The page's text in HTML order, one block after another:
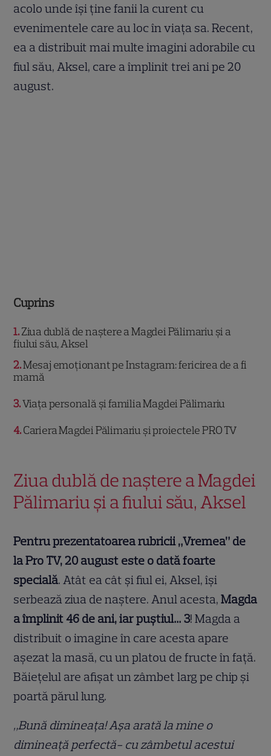
acolo unde își ține fanii la curent cu
evenimentele care au loc în viața sa. Recent,
ea a distribuit mai multe imagini adorabile cu
fiul său, Aksel, care a împlinit trei ani pe 20
august.
Cuprins
1 Ziua dublă de naștere a Magdei Pălimariu și a
fiului său, Aksel
2 Mesaj emoționant pe Instagram: fericirea de a fi
mamă
3 Viața personală și familia Magdei Pălimariu
4 Cariera Magdei Pălimariu și proiectele PRO TV
Ziua dublă de naștere a Magdei
Pălimariu și a fiului său, Aksel
Pentru prezentatoarea rubricii „Vremea” de
la Pro TV, 20 august este o dată foarte
specială. Atât ea cât și fiul ei, Aksel, își
serbează ziua de naștere. Anul acesta,Magda
a împlinit 46 de ani, iar puștiul… 3! Magda a
distribuit o imagine în care acesta apare
așezat la masă, cu un platou de fructe în față.
Băiețelul are afișat un zâmbet larg pe chip și
poartă părul lung.
„Bună dimineața! Așa arată la mine o
dimineață perfectă- cu zâmbetul acestui